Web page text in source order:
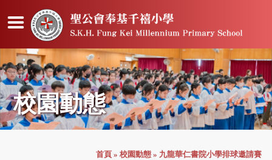
校園動態
首頁 » 校園動態 » 九龍華仁書院小學排球邀請賽